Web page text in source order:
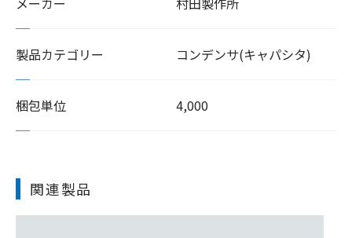
製品カテゴリー コンデンサ(キャパシタ)
梱包単位 4,000
関連製品